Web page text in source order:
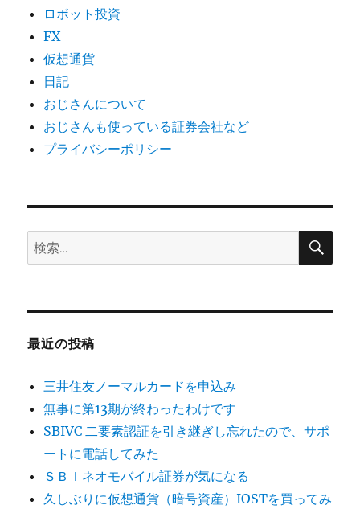
ロボット投資
FX
仮想通貨
日記
おじさんについて
おじさんも使っている証券会社など
プライバシーポリシー
検
索:
検
最近の投稿
三井住友ノーマルカードを申込み
無事に第13期が終わったわけです
SBIVC 二要素認証を引き継ぎし忘れたので、サポ
ートに電話してみた
ＳＢＩネオモバイル証券が気になる
久しぶりに仮想通貨（暗号資産）IOSTを買ってみ